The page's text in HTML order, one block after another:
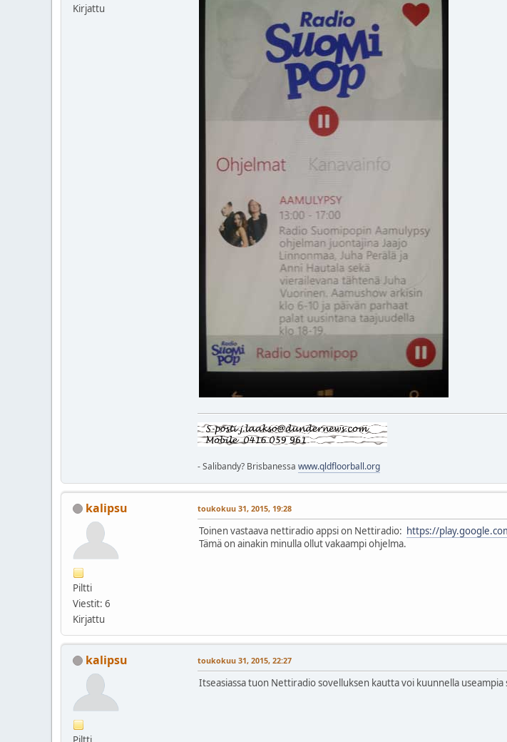
Kirjattu
- Salibandy? Brisbanessa www.qldfloorball.org
kalipsu
Piltti
Viestit: 6
Kirjattu
toukokuu 31, 2015, 19:28
Toinen vastaava nettiradio appsi on Nettiradio: https://
Tämä on ainakin minulla ollut vakaampi ohjelma.
kalipsu toukokuu 31, 2015, 22:27
Itseasiassa tuon Nettiradio sovelluksen kautta voi kuunnella